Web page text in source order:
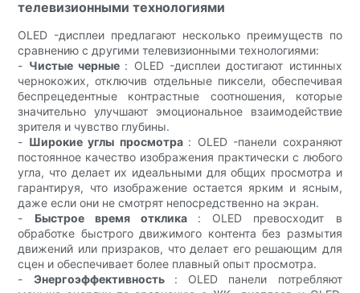
телевизионными технологиями
OLED -дисплеи предлагают несколько преимуществ по
сравнению с другими телевизионными технологиями:
- Чистые черные : OLED -дисплеи достигают истинных
чернокожих, отключив отдельные пиксели, обеспечивая
беспрецедентные контрастные соотношения, которые
значительно улучшают эмоциональное взаимодействие
зрителя и чувство глубины.
- Широкие углы просмотра : OLED -панели сохраняют
постоянное качество изображения практически с любого
угла, что делает их идеальными для общих просмотра и
гарантируя, что изображение остается ярким и ясным,
даже если они не смотрят непосредственно на экран.
- Быстрое время отклика : OLED превосходит в
обработке быстрого движимого контента без размытия
движений или призраков, что делает его решающим для
сцен и обеспечивает более плавный опыт просмотра.
- Энергоэффективность : OLED панели потребляют